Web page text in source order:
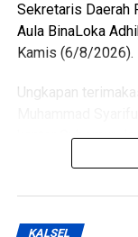
Sekretaris Daerah
Aula BinaLoka
Kamis (6/8/2026).
Ungkapan
kantor Gubernur
Pangan, Badan
KALSEL